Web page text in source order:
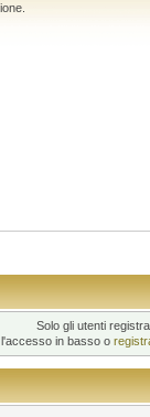
Solo gli utenti
l'accesso in basso o